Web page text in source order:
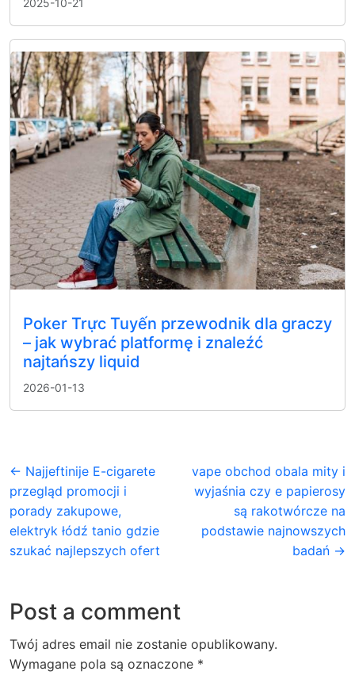
Poker Trực Tuyến przewodnik dla graczy
– jak wybrać platformę i znaleźć
najtańszy liquid
2026-01-13
← Najjeftinije E-cigarete
przegląd promocji i
porady zakupowe,
elektryk łódź tanio gdzie
szukać najlepszych ofert
vape obchod obala mity i
wyjaśnia czy e papierosy
są rakotwórcze na
podstawie najnowszych
badań →
Post a comment
Twój adres email nie zostanie opublikowany.
Wymagane pola są oznaczone *